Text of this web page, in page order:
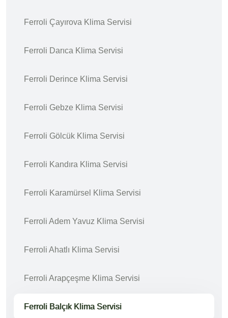
Ferroli Çayırova Klima Servisi
Ferroli Darıca Klima Servisi
Ferroli Derince Klima Servisi
Ferroli Gebze Klima Servisi
Ferroli Gölcük Klima Servisi
Ferroli Kandıra Klima Servisi
Ferroli Karamürsel Klima Servisi
Ferroli Adem Yavuz Klima Servisi
Ferroli Ahatlı Klima Servisi
Ferroli Arapçeşme Klima Servisi
Ferroli Balçık Klima Servisi